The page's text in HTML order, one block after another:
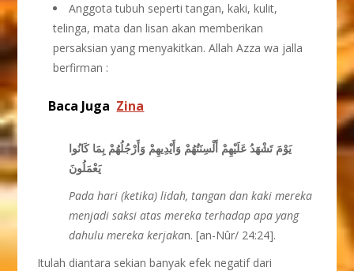
Anggota tubuh seperti tangan, kaki, kulit,
telinga, mata dan lisan akan memberikan
persaksian yang menyakitkan. Allah Azza wa jalla
berfirman :
Baca Juga Zina
يَوْمَ تَشْهَدُ عَلَيْهِمْ أَلْسِنَتُهُمْ وَأَيْدِيهِمْ وَأَرْجُلُهُمْ بِمَا كَانُوا
يَعْمَلُونَ
Pada hari (ketika) lidah, tangan dan kaki mereka
menjadi saksi atas mereka terhadap apa yang
dahulu mereka kerjakan. [an-Nûr/ 24:24].
Itulah diantara sekian banyak efek negatif dari